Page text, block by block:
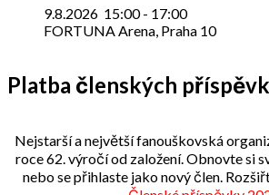
9.8.2026 15:00- 17:00
FORTUNA Arena, Praha 10
Platba členských
Nejstarší a největší fanouškovská
roce 62. výročí od založení. Obnovte si
nebo se přihlaste jako nový člen.